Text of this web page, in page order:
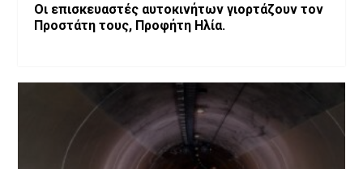
Οι επισκευαστές αυτοκινήτων γιορτάζουν τον
Προστάτη τους, Προφήτη Ηλία.